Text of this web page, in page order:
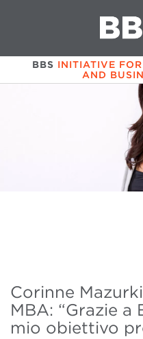
BBS INITIATIVE
AND
Corinne
MBA: “Grazie
mio obiettivo